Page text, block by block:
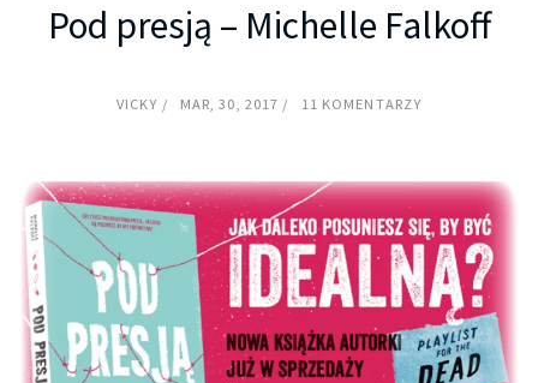
Pod presją – Michelle Falkoff
VICKY MAR, 30, 2017 11 KOMENTARZY